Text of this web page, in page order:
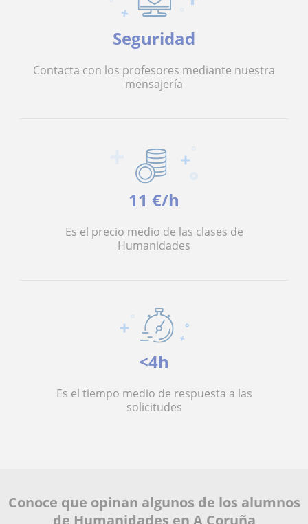
Seguridad
Contacta con los profesores mediante nuestra
mensajería
11 €/h
Es el precio medio de las clases de
Humanidades
<4h
Es el tiempo medio de respuesta a las
solicitudes
Conoce que opinan algunos de los alumnos
de Humanidades en A Coruña